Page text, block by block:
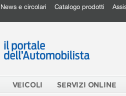
News e circolari Catalogo prodotti
VEICOLI SERVIZI ONLINE